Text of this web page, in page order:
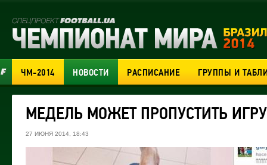
ЧМ-2014 НОВОСТИ РАСПИСАНИЕ ГРУППЫ И
МЕДЕЛЬ МОЖЕТ ПРОПУСТИТЬ
27 ИЮНЯ 2014, 18:43